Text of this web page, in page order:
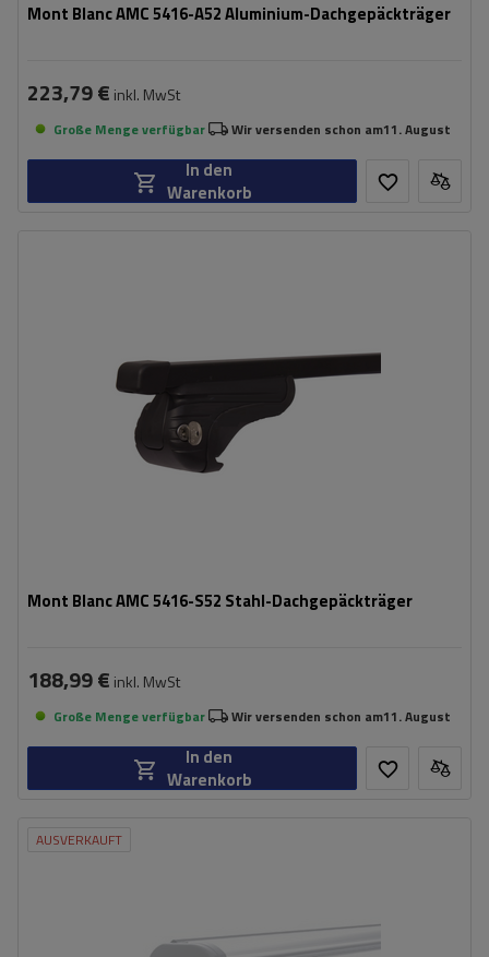
Mont Blanc AMC 5416-A52 Aluminium-Dachgepäckträger
223,79 € inkl. MwSt
Große Menge verfügbar Wir versenden schon am11. August
In den
Warenkorb
Mont Blanc AMC 5416-S52 Stahl-Dachgepäckträger
188,99 € inkl. MwSt
Große Menge verfügbar Wir versenden schon am11. August
In den
Warenkorb
AUSVERKAUFT